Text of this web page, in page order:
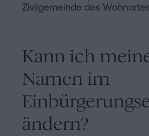
Zivilgemeinde des
Kann ich
Namen im
ändern?